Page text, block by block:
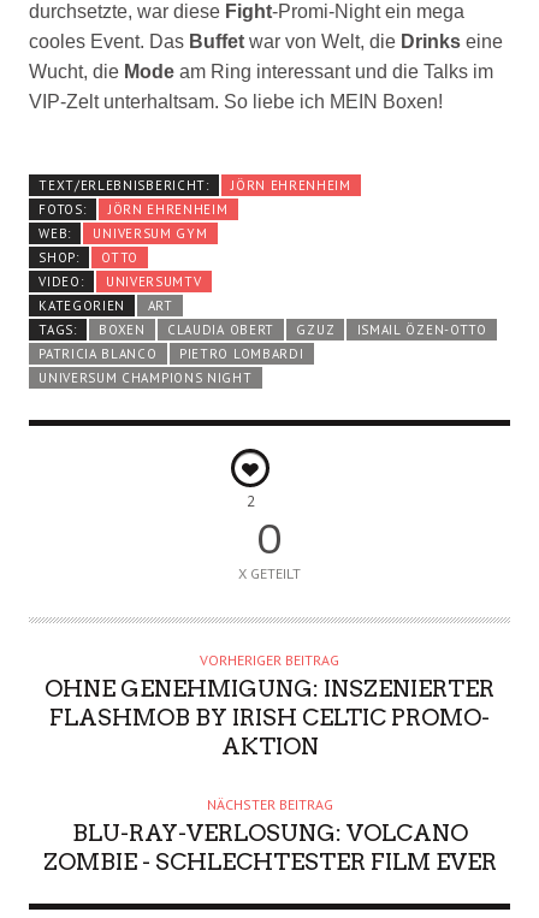
durchsetzte, war diese Fight-Promi-Night ein mega
cooles Event. Das Buffet war von Welt, die Drinks eine
Wucht, die Mode am Ring interessant und die Talks im
VIP-Zelt unterhaltsam. So liebe ich MEIN Boxen!
TEXT/ERLEBNISBERICHT:
JÖRN EHRENHEIM
FOTOS:
JÖRN EHRENHEIM
WEB:
UNIVERSUM GYM
SHOP:
OTTO
VIDEO:
UNIVERSUMTV
KATEGORIEN
ART
TAGS:
BOXEN CLAUDIA OBERT GZUZ
ISMAIL ÖZEN-OTTO
PATRICIA BLANCO
PIETRO LOMBARDI
UNIVERSUM CHAMPIONS NIGHT
2
0
X GETEILT
VORHERIGER BEITRAG
OHNE GENEHMIGUNG: INSZENIERTER
FLASHMOB BY IRISH CELTIC PROMO-
AKTION
NÄCHSTER BEITRAG
BLU-RAY-VERLOSUNG: VOLCANO
ZOMBIE - SCHLECHTESTER FILM EVER